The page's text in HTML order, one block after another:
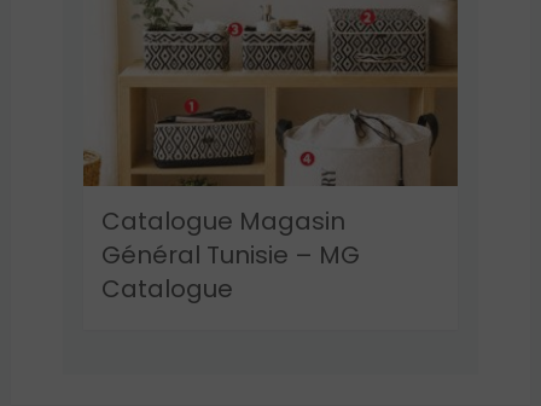
Catalogue Magasin
Général Tunisie – MG
Catalogue